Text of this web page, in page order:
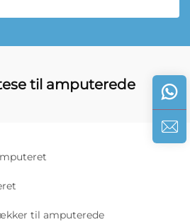
til amputerede
til amputerede